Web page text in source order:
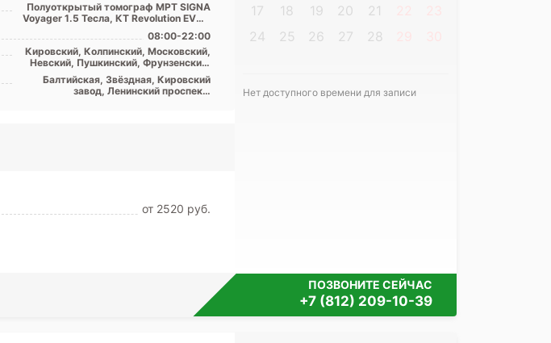
Полуоткрытый томограф МРТ SIGNA
Voyager 1.5 Тесла, КТ Revolution EVO 1
...
08:00-22:00
Кировский, Колпинский, Московский,
Невский, Пушкинский, Фрунзенский,
Центральный, Лен. область
Балтийская, Звёздная, Кировский
завод, Ленинский проспект,
от 2520 pуб.
17
18 19 20 21
24
25 26 27 28
Нет доступного времени для записи
ПОЗВОНИТЕ СЕЙЧАС
+7 (812) 209-10-39